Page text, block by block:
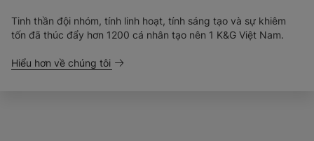
Tinh thần đội nhóm, tính linh hoạt, tính sáng tạo và sự khiêm
tốn đã thúc đẩy hơn 1200 cá nhân tạo nên 1 K&G Việt Nam.
Hiểu hơn về chúng tôi